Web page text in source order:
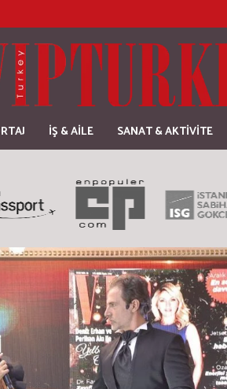
İŞ & AİLE SANAT & AKTİVİTE